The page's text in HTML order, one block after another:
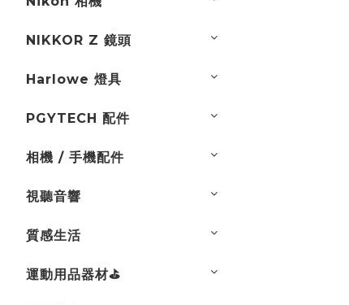
NIKKOR Z 鏡頭
Harlowe 燈具
PGYTECH 配件
相機 / 手機配件
視聽音響
質感生活
運動用品器材⛳